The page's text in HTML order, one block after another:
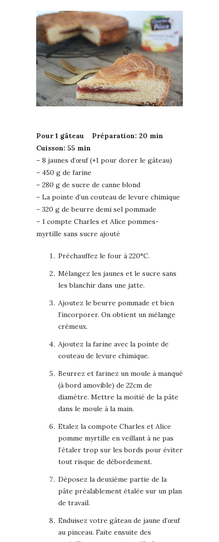
Pour 1 gâteau Préparation: 20 min
Cuisson: 55 min
– 8 jaunes d’œuf (+1 pour dorer le gâteau)
– 450 g de farine
– 280 g de sucre de canne blond
– La pointe d’un couteau de levure chimique
– 320 g de beurre demi sel pommade
– 1 compte Charles et Alice pommes-
myrtille sans sucre ajouté
Préchauffez le four à 220°C.
Mélangez les jaunes et le sucre sans
les blanchir dans une jatte.
Ajoutez le beurre pommade et bien
l’incorporer. On obtient un mélange
crémeux.
Ajoutez la farine avec la pointe de
couteau de levure chimique.
Beurrez et farinez un moule à manqué
(à bord amovible) de 22cm de
diamètre. Mettre la moitié de la pâte
dans le moule à la main.
Etalez la compote Charles et Alice
pomme myrtille en veillant à ne pas
l’étaler trop sur les bords pour éviter
tout risque de débordement.
Déposez la deuxième partie de la
pâte préalablement étalée sur un plan
de travail.
Enduisez votre gâteau de jaune d’œuf
au pinceau. Faite ensuite des